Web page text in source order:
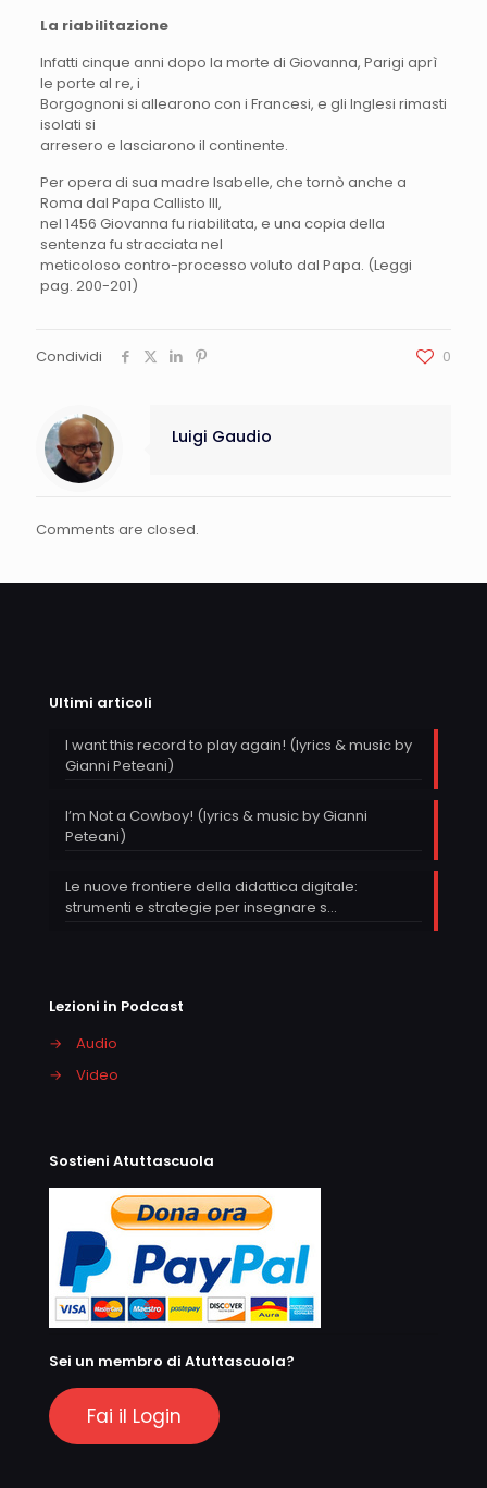
La riabilitazione
Infatti cinque anni dopo la morte di Giovanna, Parigi aprì
le porte al re, i
Borgognoni si allearono con i Francesi, e gli Inglesi rimasti
isolati si
arresero e lasciarono il continente.
Per opera di sua madre Isabelle, che tornò anche a
Roma dal Papa Callisto III,
nel 1456 Giovanna fu riabilitata, e una copia della
sentenza fu stracciata nel
meticoloso contro-processo voluto dal Papa. (Leggi
pag. 200-201)
Condividi 0
Luigi Gaudio
Comments are closed.
Ultimi articoli
I want this record to play again! (lyrics & music by
Gianni Peteani)
I’m Not a Cowboy! (lyrics & music by Gianni
Peteani)
Le nuove frontiere della didattica digitale:
strumenti e strategie per insegnare s…
Lezioni in Podcast
→
Audio
→
Video
Sostieni Atuttascuola
Sei un membro di Atuttascuola?
Fai il Login